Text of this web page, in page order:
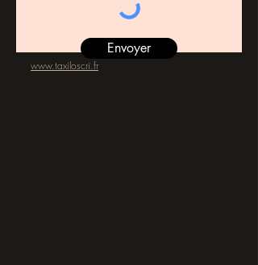
Envoyer
www.taxiloscri.fr